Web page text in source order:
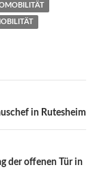
in Rutesheim
der offenen Tür in